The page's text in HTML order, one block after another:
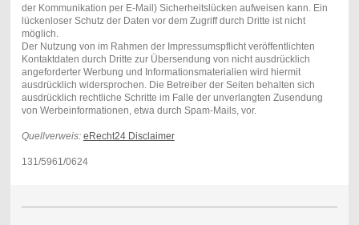
der Kommunikation per E-Mail) Sicherheitslücken aufweisen kann. Ein
lückenloser Schutz der Daten vor dem Zugriff durch Dritte ist nicht
möglich.
Der Nutzung von im Rahmen der Impressumspflicht veröffentlichten
Kontaktdaten durch Dritte zur Übersendung von nicht ausdrücklich
angeforderter Werbung und Informationsmaterialien wird hiermit
ausdrücklich widersprochen. Die Betreiber der Seiten behalten sich
ausdrücklich rechtliche Schritte im Falle der unverlangten Zusendung
von Werbeinformationen, etwa durch Spam-Mails, vor.
Quellverweis: eRecht24 Disclaimer
131/5961/0624